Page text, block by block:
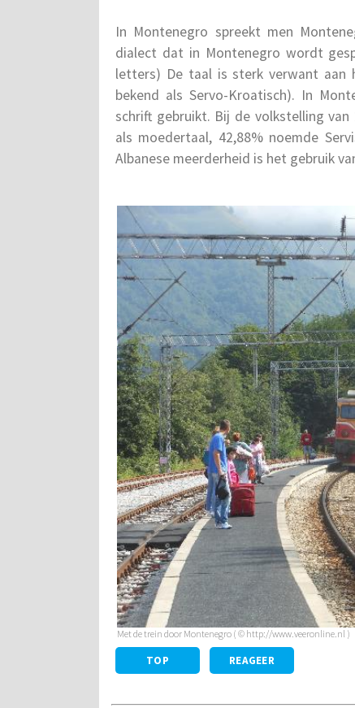
In Montenegro spreekt men
dialect dat in Montenegro wordt
letters) De taal is sterk verwant aan
bekend als Servo-Kroatisch). In
schrift gebruikt. Bij de volkstelling
als moedertaal, 42,88% noemde
Albanese meerderheid is het gebruik
Met de trein door Montenegro ( © http://www.veeronline.nl )
TOP REAGEER